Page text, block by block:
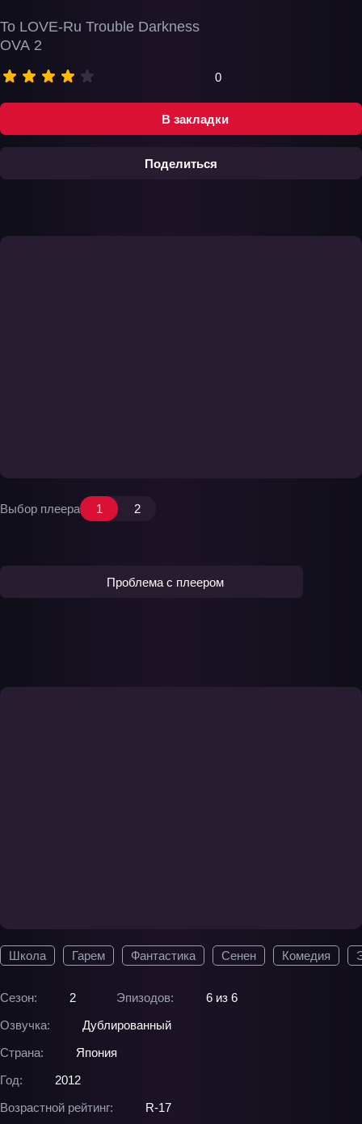
В закладки
Поделиться
To LOVE-Ru Trouble Darkness
OVA 2
0
Школа Гарем Фантастика Сенен Комедия
Сезон: 2 Эпизодов:
6 из 6
Озвучка:
Дублированный
Страна:
Япония
Год:
2012
Возрастной рейтинг:
R-17
Выбор плеера 1 2
Проблема с плеером